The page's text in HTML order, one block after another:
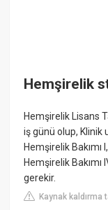
Hemşirelik
Hemşirelik Lisans
iş günü olup,
Hemşirelik Bakımı
Hemşirelik Bakımı
gerekir.
Kaynak kaldırma